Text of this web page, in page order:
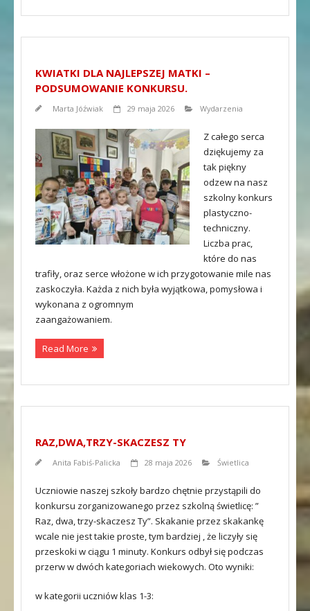
KWIATKI DLA NAJLEPSZEJ MATKI –
PODSUMOWANIE KONKURSU.
Marta Jóźwiak 29 maja 2026 Wydarzenia
Z całego serca
dziękujemy za
tak piękny
odzew na nasz
szkolny konkurs
plastyczno-
techniczny.
Liczba prac,
które do nas
trafiły, oraz serce włożone w ich przygotowanie mile nas
zaskoczyła. Każda z nich była wyjątkowa, pomysłowa i
wykonana z ogromnym
zaangażowaniem.
Read More
RAZ,DWA,TRZY-SKACZESZ TY
Anita Fabiś-Palicka 28 maja 2026 Świetlica
Uczniowie naszej szkoły bardzo chętnie przystąpili do
konkursu zorganizowanego przez szkolną świetlicę: ”
Raz, dwa, trzy-skaczesz Ty”. Skakanie przez skakankę
wcale nie jest takie proste, tym bardziej , że liczyły się
przeskoki w ciągu 1 minuty. Konkurs odbył się podczas
przerw w dwóch kategoriach wiekowych. Oto wyniki:
w kategorii uczniów klas 1-3: